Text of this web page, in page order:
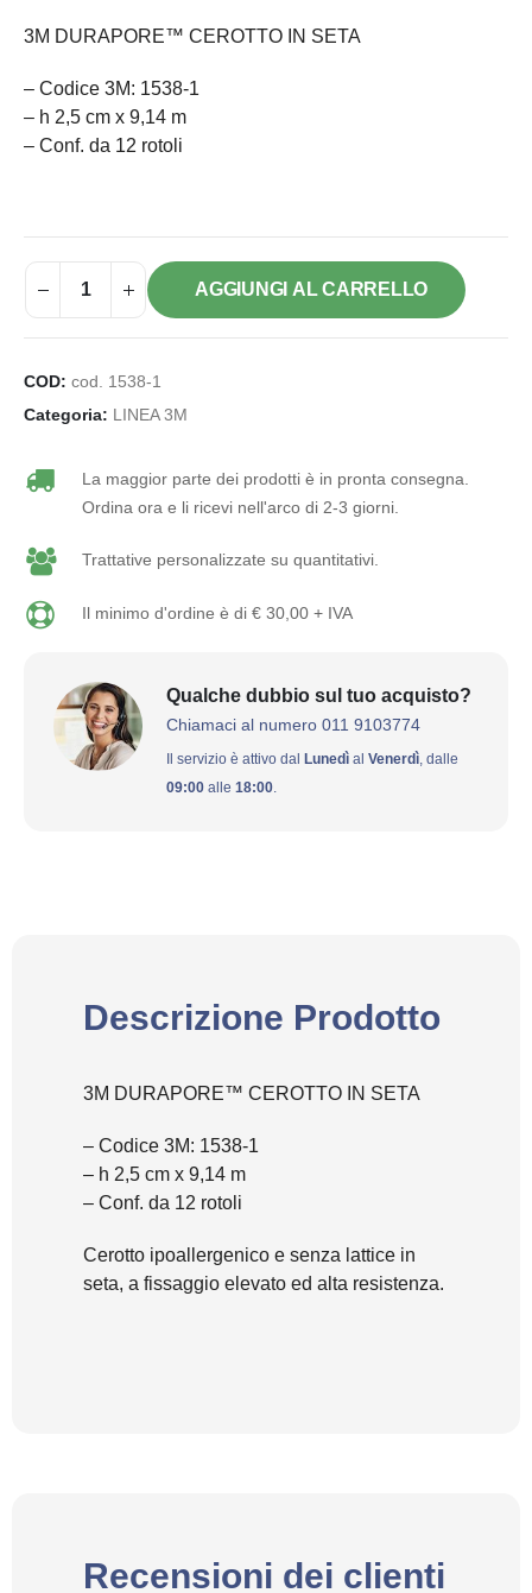
3M DURAPORE™ CEROTTO IN SETA
– Codice 3M: 1538-1
– h 2,5 cm x 9,14 m
– Conf. da 12 rotoli
AGGIUNGI AL CARRELLO
COD: cod. 1538-1
Categoria: LINEA 3M
La maggior parte dei prodotti è in pronta consegna.
Ordina ora e li ricevi nell'arco di 2-3 giorni.
Trattative personalizzate su quantitativi.
Il minimo d'ordine è di € 30,00 + IVA
Qualche dubbio sul tuo acquisto?
Chiamaci al numero 011 9103774
Il servizio è attivo dal Lunedì al Venerdì , dalle
09:00 alle 18:00
Descrizione Prodotto
3M DURAPORE™ CEROTTO IN SETA
– Codice 3M: 1538-1
– h 2,5 cm x 9,14 m
– Conf. da 12 rotoli
Cerotto ipoallergenico e senza lattice in
seta, a fissaggio elevato ed alta resistenza.
Recensioni dei clienti